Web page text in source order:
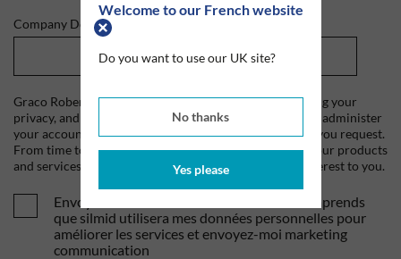
Welcome to our French website
Do you want to use our UK site?
No thanks
Yes please
Company Domain
Graco Roberts is committed to protecting and respecting your
privacy, and we'll only use your personal information to administer
your account and to provide the products and services you request.
From time to time, we would like to contact you about our products
and services, as well as other content that may be of interest to you.
Envoyez-moi vos offres et actualités. Je comprends
que silmid utilisera mes données personnelles pour
améliorer les services et envoyez-moi marketing
communication